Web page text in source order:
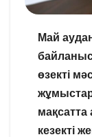
Май
өзекті
мақсатта
кезекті